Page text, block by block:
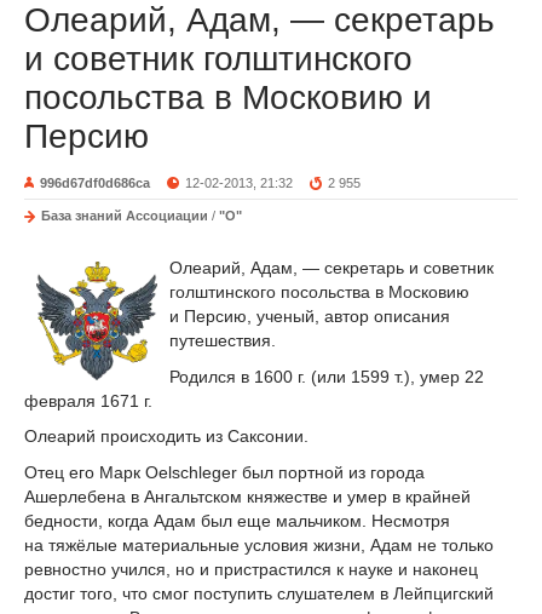
Олеарий, Адам, — секретарь
и советник голштинского
посольства в Московию и
Персию
996d67df0d686ca 12-02-2013, 21:32 2 955
База знаний Ассоциации / "О"
Олеарий, Адам, — секретарь и советник
голштинского посольства в Московию
и Персию, ученый, автор описания
путешествия.
Родился в 1600 г. (или 1599 т.), умер 22
февраля 1671 г.
Олеарий происходить из Саксонии.
Отец его Марк Oelschleger был портной из города
Ашерлебена в Ангальтском княжестве и умер в крайней
бедности, когда Адам был еще мальчиком. Несмотря
на тяжёлые материальные условия жизни, Адам не только
ревностно учился, но и пристрастился к науке и наконец
достиг того, что смог поступить слушателем в Лейпцигский